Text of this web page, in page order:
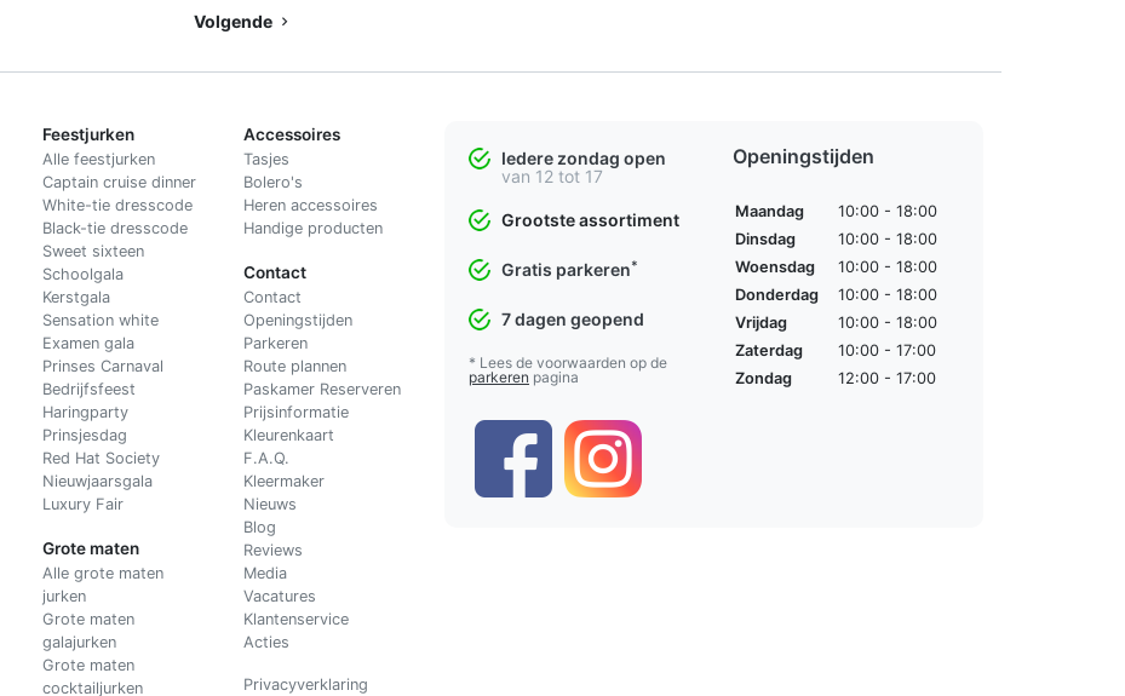
Volgende
Feestjurken
Alle feestjurken
Captain cruise dinner
White-tie dresscode
Black-tie dresscode
Sweet sixteen
Schoolgala
Kerstgala
Sensation white
Examen gala
Prinses Carnaval
Bedrijfsfeest
Haringparty
Prinsjesdag
Red Hat Society
Nieuwjaarsgala
Luxury Fair
Grote maten
Alle grote maten
jurken
Grote maten
galajurken
Grote maten
cocktailjurken
Accessoires
Tasjes
Bolero's
Heren accessoires
Handige producten
Contact
Contact
Openingstijden
Parkeren
Route plannen
Paskamer Reserveren
Prijsinformatie
Kleurenkaart
F.A.Q.
Kleermaker
Nieuws
Blog
Reviews
Media
Vacatures
Klantenservice
Acties
Privacyverklaring
Iedere zondag open
van 12 tot 17
Grootste assortiment
Gratis parkeren*
7 dagen geopend
* Lees de voorwaarden op de
parkeren pagina
Openingstijden
Maandag
10:00 - 18:00
Dinsdag
10:00 - 18:00
Woensdag
10:00 - 18:00
Donderdag
10:00 - 18:00
Vrijdag
10:00 - 18:00
Zaterdag
10:00 - 17:00
Zondag
12:00 - 17:00